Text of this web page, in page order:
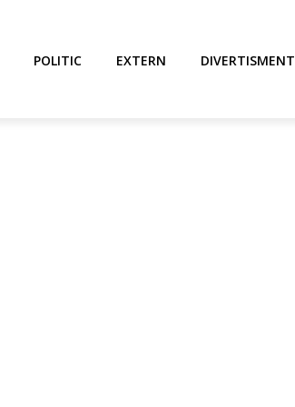
POLITIC EXTERN DIVERTISMENT